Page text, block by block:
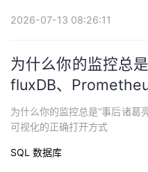
2026-07-13 08:26:11
为什么你的监控总
fluxDB、
方式
为什么你的监控总是“事后诸葛
可视化的正确打开方式
SQL 数据库